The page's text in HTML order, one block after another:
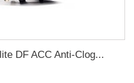
DF ACC Anti-Clog...